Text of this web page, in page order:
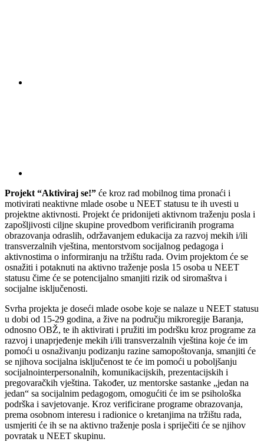
Projekt “Aktiviraj se!” će kroz rad mobilnog tima pronaći i
motivirati neaktivne mlade osobe u NEET statusu te ih uvesti u
projektne aktivnosti. Projekt će pridonijeti aktivnom traženju posla i
zapošljivosti ciljne skupine provedbom verificiranih programa
obrazovanja odraslih, održavanjem edukacija za razvoj mekih i/ili
transverzalnih vještina, mentorstvom socijalnog pedagoga i
aktivnostima o informiranju na tržištu rada. Ovim projektom će se
osnažiti i potaknuti na aktivno traženje posla 15 osoba u NEET
statusu čime će se potencijalno smanjiti rizik od siromaštva i
socijalne isključenosti.
Svrha projekta je doseći mlade osobe koje se nalaze u NEET statusu
u dobi od 15-29 godina, a žive na području mikroregije Baranja,
odnosno OBŽ, te ih aktivirati i pružiti im podršku kroz programe za
razvoj i unaprjeđenje mekih i/ili transverzalnih vještina koje će im
pomoći u osnaživanju podizanju razine samopoštovanja, smanjiti će
se njihova socijalna isključenost te će im pomoći u poboljšanju
socijalnointerpersonalnih, komunikacijskih, prezentacijskih i
pregovaračkih vještina. Također, uz mentorske sastanke „jedan na
jedan“ sa socijalnim pedagogom, omogućiti će im se psihološka
podrška i savjetovanje. Kroz verificirane programe obrazovanja,
prema osobnom interesu i radionice o kretanjima na tržištu rada,
usmjeriti će ih se na aktivno traženje posla i spriječiti će se njihov
povratak u NEET skupinu.